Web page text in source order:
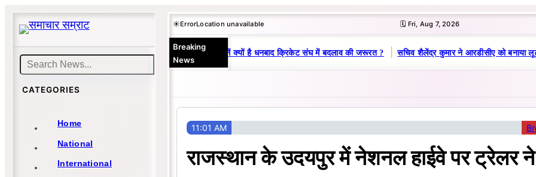
Skip
content
Search
CATEGORIES
Home
National
International
☀️ErrorLocation unavailable 🗓️ Fri, Aug 7, 2026
Breaking
News
25 वर्षों से एकछत्र मनोज-विनय राज : जानें क्यों है धनबाद क्रिकेट संघ में बदलाव की जरूरत ? | सचिव शैलेंद्र कुमार ने आरडीसीए को बनाया
11:01 AM
राजस्थान के उदयपुर में नेशनल हाईवे पर ट्रेलर ने